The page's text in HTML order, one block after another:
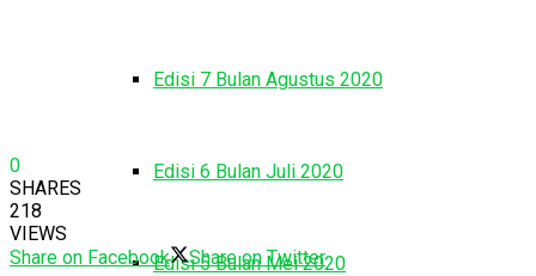
Edisi 7 Bulan Agustus 2020
Edisi 6 Bulan Juli 2020
Edisi 5 Bulan Mei 2020
0
SHARES
218
VIEWS
Share on Facebook
Share on Twitter